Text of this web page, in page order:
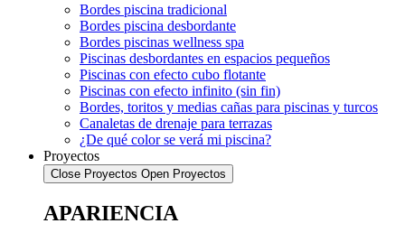
Bordes piscina tradicional
Bordes piscina desbordante
Bordes piscinas wellness spa
Piscinas desbordantes en espacios pequeños
Piscinas con efecto cubo flotante
Piscinas con efecto infinito (sin fin)
Bordes, toritos y medias cañas para piscinas y turcos
Canaletas de drenaje para terrazas
¿De qué color se verá mi piscina?
Proyectos
Close Proyectos Open Proyectos
APARIENCIA